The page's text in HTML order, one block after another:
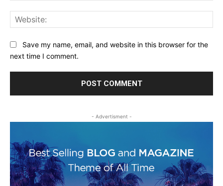
Save my name, email, and website in this browser for the
next time I comment.
- Advertisment -